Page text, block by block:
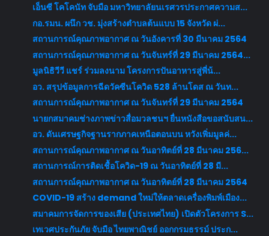
เอ็นซี โคโคนัท จับมือ มหาวิทยาลัยนเรศวรประกาศความส...
กอ.รมน. ผนึก วช. มุ่งสร้างตำบลต้นแบบ 15 จังหวัด ผ่...
สถานการณ์คุณภาพอากาศ ณ วันอังคารที่ 30 มีนาคม 2564
สถานการณ์คุณภาพอากาศ ณ วันจันทร์ที่ 29 มีนาคม 2564...
มูลนิธิวีวี แชร์ ร่วมลงนาม โครงการปันอาหารสู่พี่น้...
อว. สรุปข้อมูลการฉีดวัคซีนโควิด 528 ล้านโดส ณ วันท...
สถานการณ์คุณภาพอากาศ ณ วันจันทร์ที่ 29 มีนาคม 2564
นายกสมาคมช่างภาพข่าวสื่อมวลชนฯ ยื่นหนังสือขอสนับสน...
อว. ดันเศรษฐกิจฐานรากภาคเหนือตอนบน หวังเพิ่มมูลค่...
สถานการณ์คุณภาพอากาศ ณ วันอาทิตย์ที่ 28 มีนาคม 256...
สถานการณ์การติดเชื้อโควิด-19 ณ วันอาทิตย์ที่ 28 มี...
สถานการณ์คุณภาพอากาศ ณ วันอาทิตย์ที่ 28 มีนาคม 2564
COVID-19 สร้าง demand ใหม่ให้ตลาดเครื่องพิมพ์เมือง...
สมาคมการจัดการของเสีย (ประเทศไทย) เปิดตัวโครงการ S...
เทเวศประกันภัย จับมือ ไทยพาณิชย์ ออกกรมธรรม์ ประก...